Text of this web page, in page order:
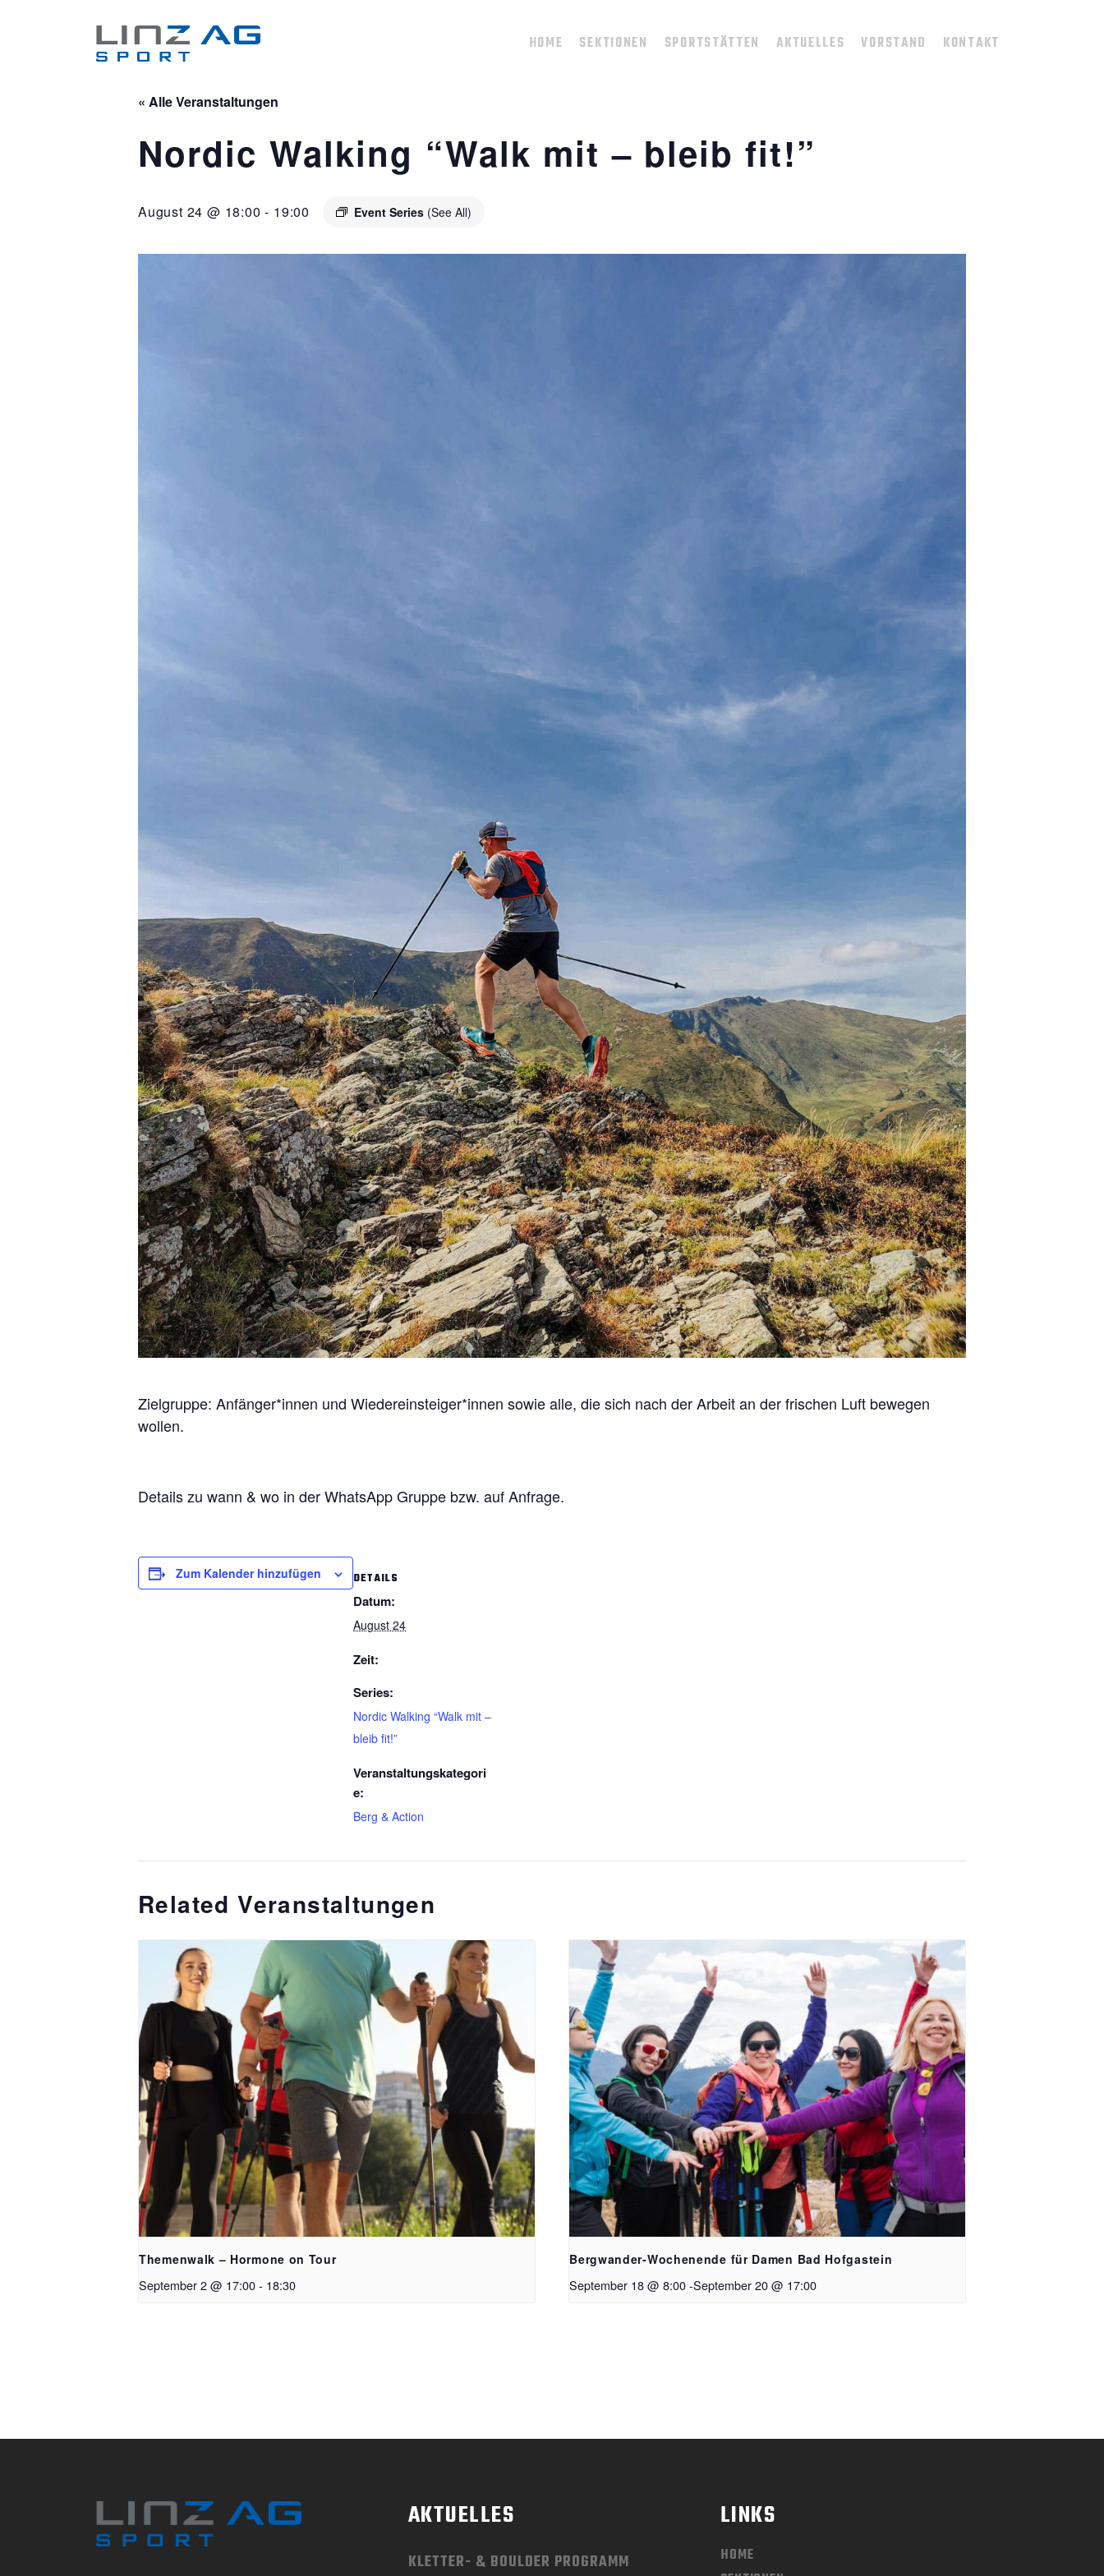
HOME SEKTIONEN SPORTSTÄTTEN AKTUELLES VORSTAND KONTAKT
« Alle Veranstaltungen
Nordic Walking “Walk mit – bleib fit!”
August 24 @ 18:00 - 19:00 Event Series (See All)
Zielgruppe: Anfänger*innen und Wiedereinsteiger*innen sowie alle, die sich nach der Arbeit an der frischen Luft bewegen
wollen.
Details zu wann & wo in der WhatsApp Gruppe bzw. auf Anfrage.
Zum Kalender hinzufügen DETAILS
Datum:
August 24
Zeit:
Series:
Nordic Walking “Walk mit –
bleib fit!”
Veranstaltungskategori
e:
Berg & Action
Related Veranstaltungen
Themenwalk – Hormone on Tour
September 2 @ 17:00- 18:30
Bergwander-Wochenende für Damen Bad Hofgastein
September 18 @ 8:00-September 20 @ 17:00
AKTUELLES
KLETTER- & BOULDER PROGRAMM
LINKS
HOME